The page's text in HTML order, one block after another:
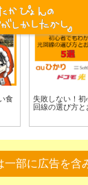
食
光回線
失敗しない！
回線の選び方
一部に広告を含